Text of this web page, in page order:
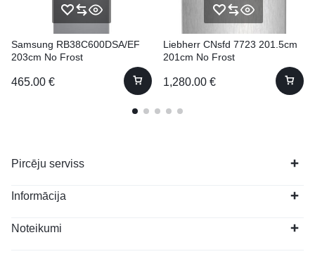
Samsung RB38C600DSA/EF
203cm No Frost
465.00 €
Liebherr CNsfd 7723 201.5cm
201cm No Frost
1,280.00 €
Pircēju serviss
Informācija
Noteikumi